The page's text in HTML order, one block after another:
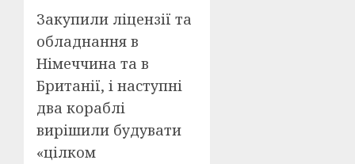
Закупили ліцензії та
обладнання в
Німеччина та в
Британії, і наступні
два кораблі
вирішили будувати
«цілком